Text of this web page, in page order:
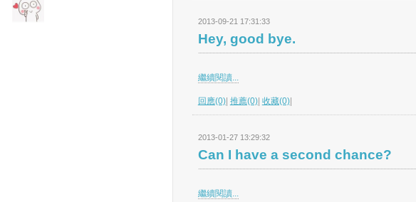
2013-09-21 17:31:33
Hey, good bye.
繼續閱讀...
回應(0)| 推薦(0)| 收藏(0)|
2013-01-27 13:29:32
Can I have a second chance?
繼續閱讀...